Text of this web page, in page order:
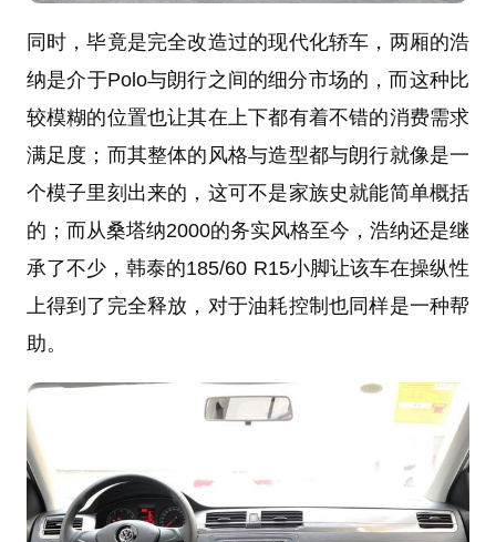
同时，毕竟是完全改造过的现代化轿车，两厢的浩
纳是介于Polo与朗行之间的细分市场的，而这种比
较模糊的位置也让其在上下都有着不错的消费需求
满足度；而其整体的风格与造型都与朗行就像是一
个模子里刻出来的，这可不是家族史就能简单概括
的；而从桑塔纳2000的务实风格至今，浩纳还是继
承了不少，韩泰的185/60 R15小脚让该车在操纵性
上得到了完全释放，对于油耗控制也同样是一种帮
助。